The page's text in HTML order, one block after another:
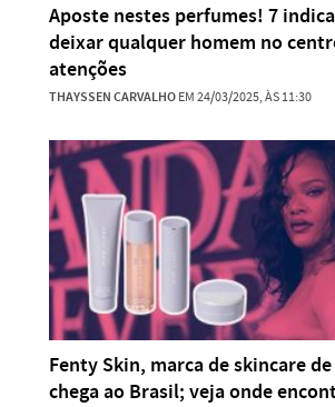
Aposte nestes perfumes! 7
deixar qualquer homem no
atenções
THAYSSEN CARVALHOEM 24/03/2025, ÀS 11:30
Fenty Skin, marca de skincare
chega ao Brasil; veja onde